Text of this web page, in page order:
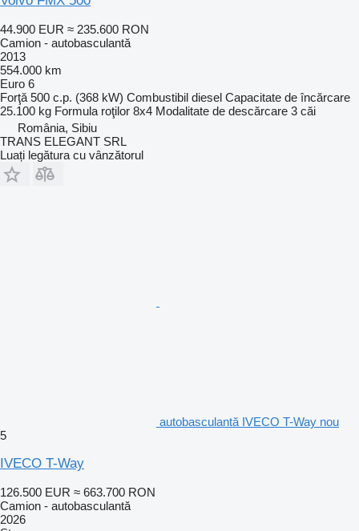
44.900 EUR ≈ 235.600 RON
Camion - autobasculantă
2013
554.000 km
Euro 6
Forţă 500 c.p. (368 kW) Combustibil diesel Capacitate de încărcare
25.100 kg Formula roţilor 8x4 Modalitate de descărcare 3 căi
România, Sibiu
TRANS ELEGANT SRL
Luați legătura cu vânzătorul
autobasculantă IVECO T-Way nou
5
IVECO T-Way
126.500 EUR ≈ 663.700 RON
Camion - autobasculantă
2026